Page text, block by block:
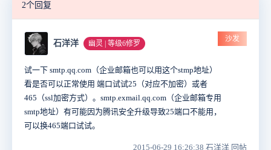
2个回复
石洋洋 幽灵 | 等级6修罗
沙发
试一下 smtp.qq.com（企业邮箱也可以用这个stmp地址）
看是否可以正常使用 端口试试25（对应不加密）或者
465（ssl加密方式）。smtp.exmail.qq.com（企业邮箱专用
smtp地址）有可能因为腾讯安全升级导致25端口不能用，
可以换465端口试试。
2015-06-29 16:26:38 石洋洋 回帖